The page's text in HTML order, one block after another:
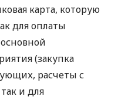
карта, которую
для оплаты
(закупка
расчеты с
и для